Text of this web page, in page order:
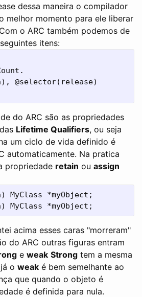
dessa maneira o compilador
melhor momento para ele liberar
o ARC também podemos de
itens:
@selector(release)
do ARC são as propriedades
Lifetime Qualifiers, ou seja
um ciclo de vida definido é
automaticamente. Na pratica
propriedade retain ou assign
MyClass *myObject;
acima esses caras "morreram"
do ARC outras figuras entram
e weak Strong tem a mesma
já o weak é bem semelhante ao
que quando o objeto é
é definida para nula.